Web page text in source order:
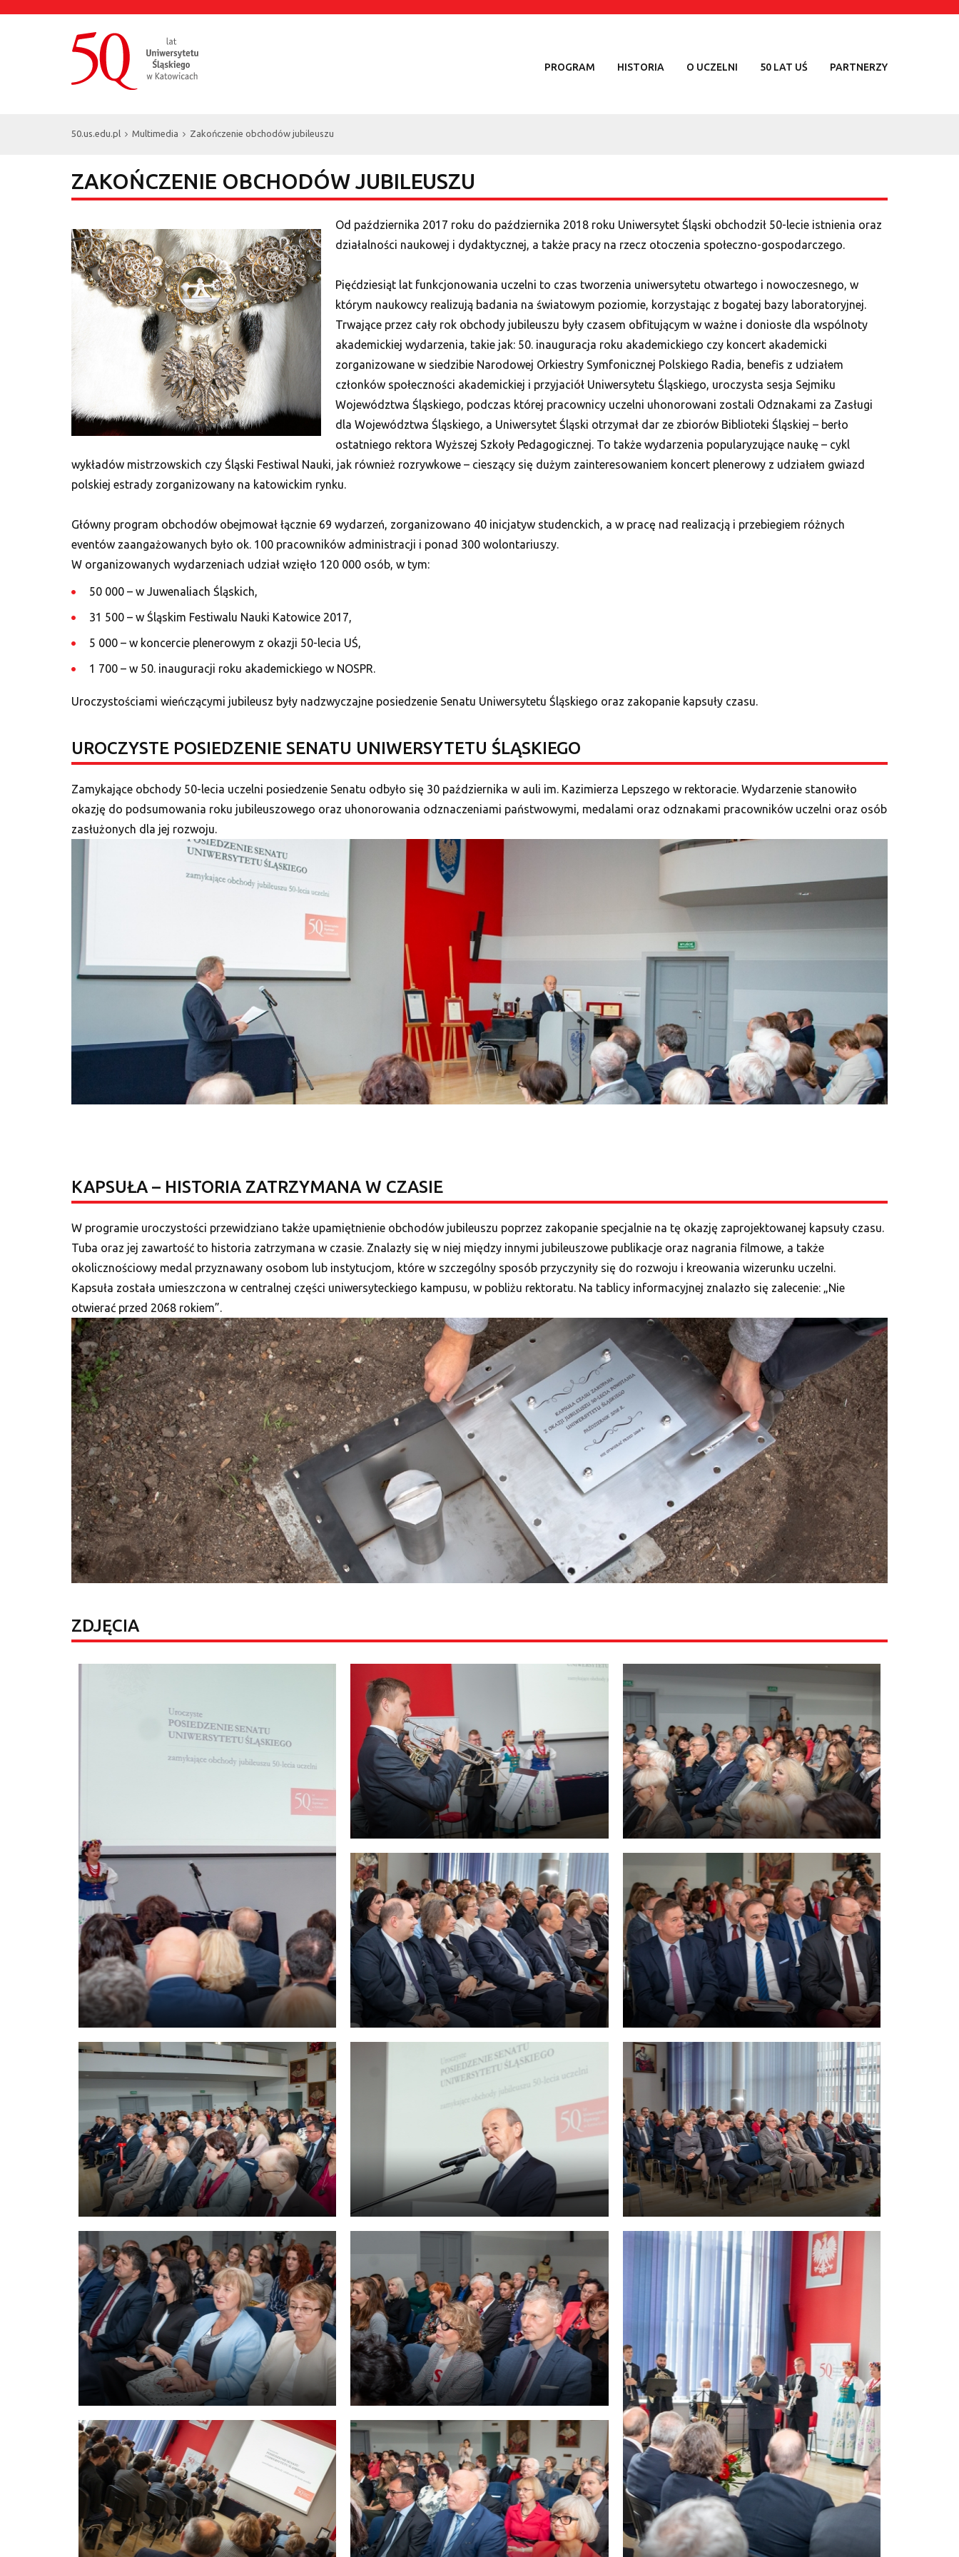
PROGRAM HISTORIA O UCZELNI 50 LAT UŚ PARTNERZY
50.us.edu.pl Multimedia Zakończenie obchodów jubileuszu
ZAKOŃCZENIE OBCHODÓW JUBILEUSZU
Od października 2017 roku do października 2018 roku Uniwersytet Śląski obchodził 50-lecie istnienia oraz
działalności naukowej i dydaktycznej, a także pracy na rzecz otoczenia społeczno-gospodarczego.
Pięćdziesiąt lat funkcjonowania uczelni to czas tworzenia uniwersytetu otwartego i nowoczesnego, w
którym naukowcy realizują badania na światowym poziomie, korzystając z bogatej bazy laboratoryjnej.
Trwające przez cały rok obchody jubileuszu były czasem obfitującym w ważne i doniosłe dla wspólnoty
akademickiej wydarzenia, takie jak: 50. inauguracja roku akademickiego czy koncert akademicki
zorganizowane w siedzibie Narodowej Orkiestry Symfonicznej Polskiego Radia, benefis z udziałem
członków społeczności akademickiej i przyjaciół Uniwersytetu Śląskiego, uroczysta sesja Sejmiku
Województwa Śląskiego, podczas której pracownicy uczelni uhonorowani zostali Odznakami za Zasługi
dla Województwa Śląskiego, a Uniwersytet Śląski otrzymał dar ze zbiorów Biblioteki Śląskiej – berło
ostatniego rektora Wyższej Szkoły Pedagogicznej. To także wydarzenia popularyzujące naukę – cykl
wykładów mistrzowskich czy Śląski Festiwal Nauki, jak również rozrywkowe – cieszący się dużym zainteresowaniem koncert plenerowy z udziałem gwiazd
polskiej estrady zorganizowany na katowickim rynku.
Główny program obchodów obejmował łącznie 69 wydarzeń, zorganizowano 40 inicjatyw studenckich, a w pracę nad realizacją i przebiegiem różnych
eventów zaangażowanych było ok. 100 pracowników administracji i ponad 300 wolontariuszy.
W organizowanych wydarzeniach udział wzięło 120 000 osób, w tym:
50 000 – w Juwenaliach Śląskich,
31 500 – w Śląskim Festiwalu Nauki Katowice 2017,
5 000 – w koncercie plenerowym z okazji 50-lecia UŚ,
1 700 – w 50. inauguracji roku akademickiego w NOSPR.
Uroczystościami wieńczącymi jubileusz były nadzwyczajne posiedzenie Senatu Uniwersytetu Śląskiego oraz zakopanie kapsuły czasu.
UROCZYSTE POSIEDZENIE SENATU UNIWERSYTETU ŚLĄSKIEGO
Zamykające obchody 50-lecia uczelni posiedzenie Senatu odbyło się 30 października w auli im. Kazimierza Lepszego w rektoracie. Wydarzenie stanowiło
okazję do podsumowania roku jubileuszowego oraz uhonorowania odznaczeniami państwowymi, medalami oraz odznakami pracowników uczelni oraz osób
zasłużonych dla jej rozwoju.
KAPSUŁA – HISTORIA ZATRZYMANA W CZASIE
W programie uroczystości przewidziano także upamiętnienie obchodów jubileuszu poprzez zakopanie specjalnie na tę okazję zaprojektowanej kapsuły czasu.
Tuba oraz jej zawartość to historia zatrzymana w czasie. Znalazły się w niej między innymi jubileuszowe publikacje oraz nagrania filmowe, a także
okolicznościowy medal przyznawany osobom lub instytucjom, które w szczególny sposób przyczyniły się do rozwoju i kreowania wizerunku uczelni.
Kapsuła została umieszczona w centralnej części uniwersyteckiego kampusu, w pobliżu rektoratu. Na tablicy informacyjnej znalazło się zalecenie: „Nie
otwierać przed 2068 rokiem”.
ZDJĘCIA